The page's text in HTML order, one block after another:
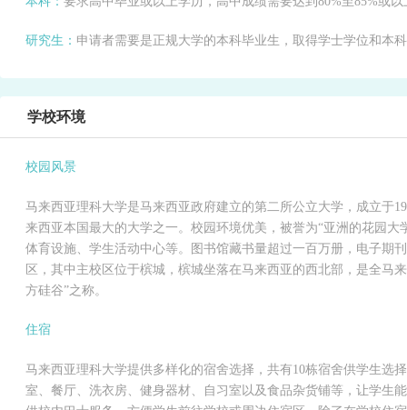
研究生： 申请者需要是正规大学的本科毕业生，取得学士学位和本
学校环境
校园风景
马来西亚理科大学是马来西亚政府建立的第二所公立大学，成立于
来西亚本国最大的大学之一。校园环境优美，被誉为“亚洲的花园
体育设施、学生活动中心等。图书馆藏书量超过一百万册，电子期
区，其中主校区位于槟城，槟城坐落在马来西亚的西北部，是全马
方硅谷”之称。
住宿
马来西亚理科大学提供多样化的宿舍选择，共有10栋宿舍供学生选
室、餐厅、洗衣房、健身器材、自习室以及食品杂货铺等，让学生